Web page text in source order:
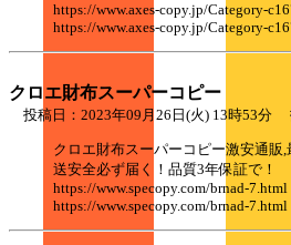
https://www.axes-copy.jp/Category-
https://www.axes-copy.jp/Category-
クロエ財布スーパーコピー
投稿日：2023年09月26日(火) 13時53分
クロエ財布スーパーコピー激安通販
送安全必ず届く！品質3年保証で！
https://www.specopy.com/brnad-7.html
https://www.specopy.com/brnad-7.html